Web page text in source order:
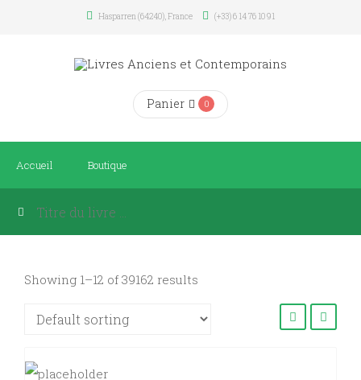
Hasparren (64240), France (+33) 6 14 76 10 91
Panier 0
Accueil Boutique
Showing 1–12 of 39162 results